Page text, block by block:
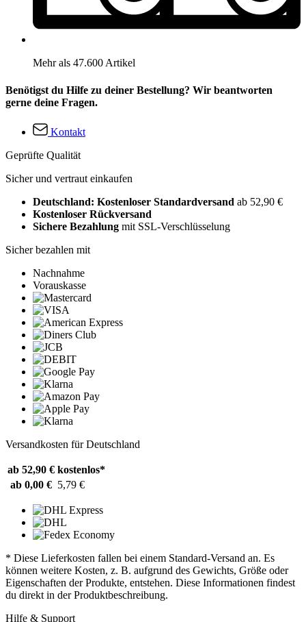
Mehr als 47.600 Artikel
Benötigst du Hilfe zu deiner Bestellung? Wir beantworten
gerne deine Fragen.
Kontakt
Geprüfte Qualität
Sicher und vertraut einkaufen
Deutschland: Kostenloser Standardversand ab 52,90 €
Kostenloser Rückversand
Sichere Bezahlung mit SSL-Verschlüsselung
Sicher bezahlen mit
Nachnahme
Vorauskasse
Versandkosten für Deutschland
ab 52,90 € kostenlos*
ab 0,00 € 5,79 €
* Diese Lieferkosten fallen bei einem Standard-Versand an. Es
können weitere Kosten, z. B. aufgrund des Gewichts, Größe oder
Eigenschaften der Produkte, entstehen. Diese Informationen findest
du direkt in der Produktbeschreibung.
Hilfe & Support